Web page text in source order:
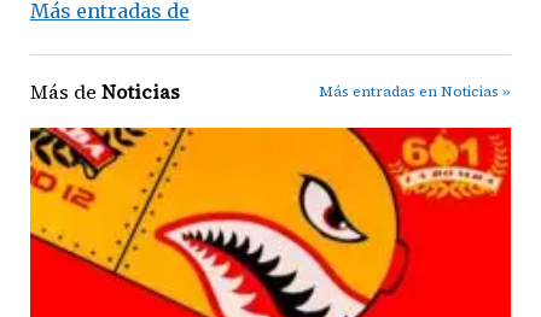
Más entradas de
Más de Noticias Más entradas en Noticias »